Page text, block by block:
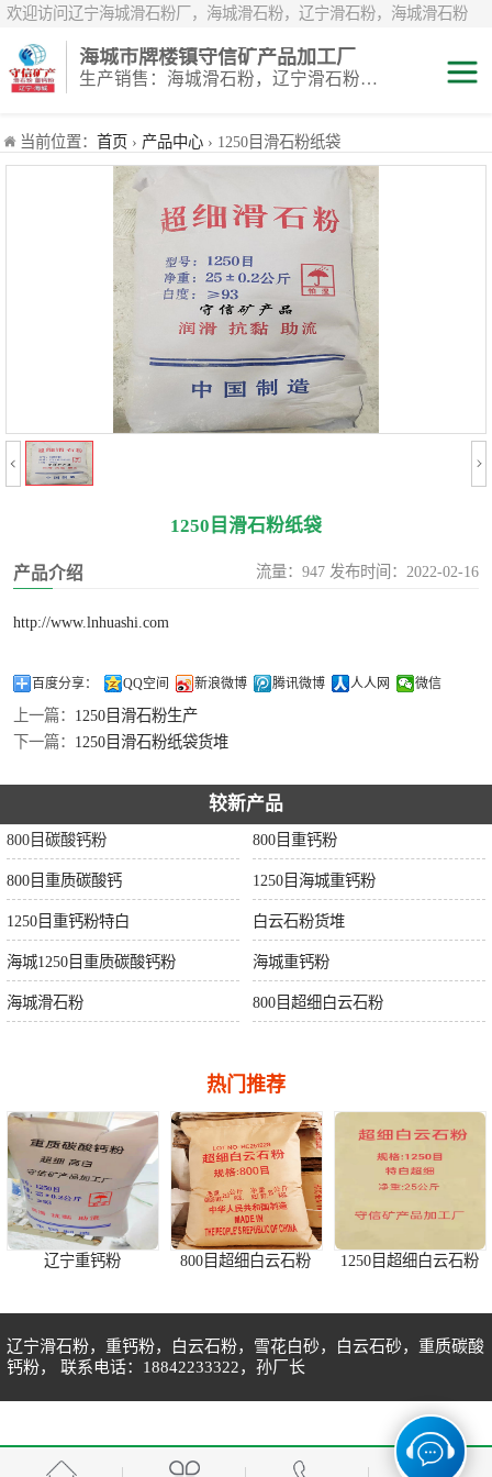
欢迎访问辽宁海城滑石粉厂，海城滑石粉，辽宁滑石粉，海城滑石粉
钙粉厂，辽宁白云石粉，海城白云石粉，辽宁鹅卵石，辽宁白鹅卵石，
辽宁雪花白砂，海城雪花白砂，岫岩雪花白砂，辽宁煅烧滑石粉，海城
海城市牌楼镇守信矿产品加工厂
生产销售：海城滑石粉，辽宁滑石粉，重钙粉，海城重钙粉，煅烧滑石颗粒等系列产品
当前位置： 首页 › 产品中心 › 1250目滑石粉纸袋
1250目滑石粉纸袋
产品介绍 流量：947 发布时间：2022-02-16
http://www.lnhuashi.com
百度分享： QQ空间 新浪微博 腾讯微博 人人网 微信
上一篇： 1250目滑石粉生产
下一篇： 1250目滑石粉纸袋货堆
较新产品
800目碳酸钙粉 800目重钙粉
800目重质碳酸钙 1250目海城重钙粉
1250目重钙粉特白 白云石粉货堆
海城1250目重质碳酸钙粉 海城重钙粉
海城滑石粉 800目超细白云石粉
热门推荐
辽宁重钙粉 800目超细白云石粉 1250目超细白云石粉
1250目重钙粉特白
辽宁滑石粉，重钙粉，白云石粉，雪花白砂，白云石砂，重质碳酸
钙粉， 联系电话：18842233322，孙厂长
滑石粉